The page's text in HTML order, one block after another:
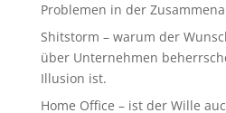
Problemen in der
Shitstorm – warum der
über Unternehmen
Illusion ist.
Home Office – ist der Wille